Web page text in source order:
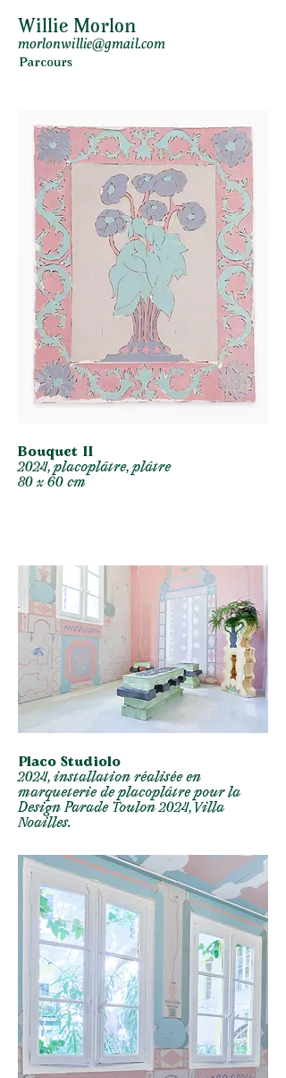
Willie Morlon
Parcours
morlonwillie@gmail.com
Bouquet II
2024, placoplâtre, plâtre
80 x 60 cm
Placo Studiolo
2024, installation réalisée en
marqueterie de placoplâtre pour la
Design Parade Toulon 2024, Villa
Noailles.